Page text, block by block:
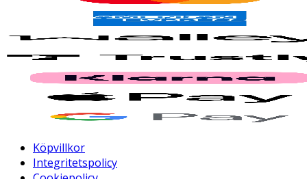
Köpvillkor
Integritetspolicy